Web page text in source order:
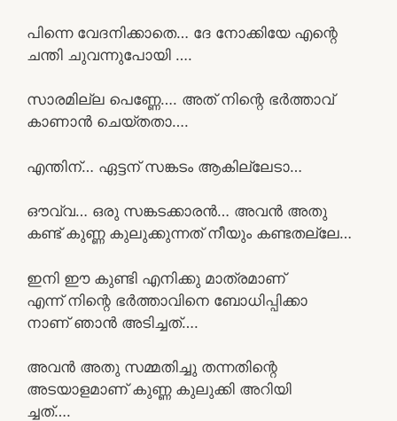
പിന്നെ വേദനിക്കാതെ… ദേ നോക്കിയേ എന്റെ
ചന്തി ചുവന്നുപോയി ….
സാരമില്ല പെണ്ണേ…. അത് നിന്റെ ഭർത്താവ്
കാണാൻ ചെയ്തതാ….
എന്തിന്… ഏട്ടന് സങ്കടം ആകില്ലേടാ…
ഔവ്വ… ഒരു സങ്കടക്കാരൻ… അവൻ അതു
കണ്ട് കുണ്ണ കുലുക്കുന്നത് നീയും കണ്ടതല്ലേ…
ഇനി ഈ കുണ്ടി എനിക്കു മാത്രമാണ്
എന്ന് നിന്റെ ഭർത്താവിനെ ബോധിപ്പിക്കാ
നാണ് ഞാൻ അടിച്ചത്….
അവൻ അതു സമ്മതിച്ചു തന്നതിന്റെ
അടയാളമാണ് കുണ്ണ കുലുക്കി അറിയി
ച്ചത്….